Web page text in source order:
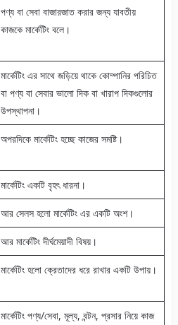
পণ্য বা সেবা বাজারজাত করার জন্য যাবতীয়
কাজকে মার্কেটিং বলে।
মার্কেটিং এর সাথে জড়িয়ে থাকে কোম্পানির পরিচিত
বা পণ্য বা সেবার ভালো দিক বা খারাপ দিকগুলোর
উপস্থাপনা।
অপরদিকে মার্কেটিং হচ্ছে কাজের সমষ্টি।
মার্কেটিং একটি বৃহৎ ধারনা।
আর সেলস হলো মার্কেটিং এর একটি অংশ।
আর মার্কেটিং দীর্ঘমেয়াদী বিষয়।
মার্কেটিং হলো ক্রেতাদের ধরে রাখার একটি উপায়।
মার্কেটিং পণ্য/সেবা, মূল্য, বন্টন, প্রসার নিয়ে কাজ